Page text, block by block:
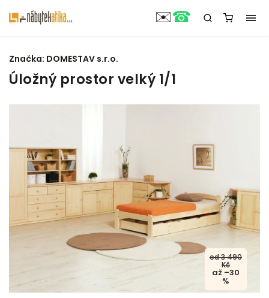
Úložný prostor velký 1/1
od 3 490
Kč
až –30
%
Značka: DOMESTAV s.r.o.
✉️☎